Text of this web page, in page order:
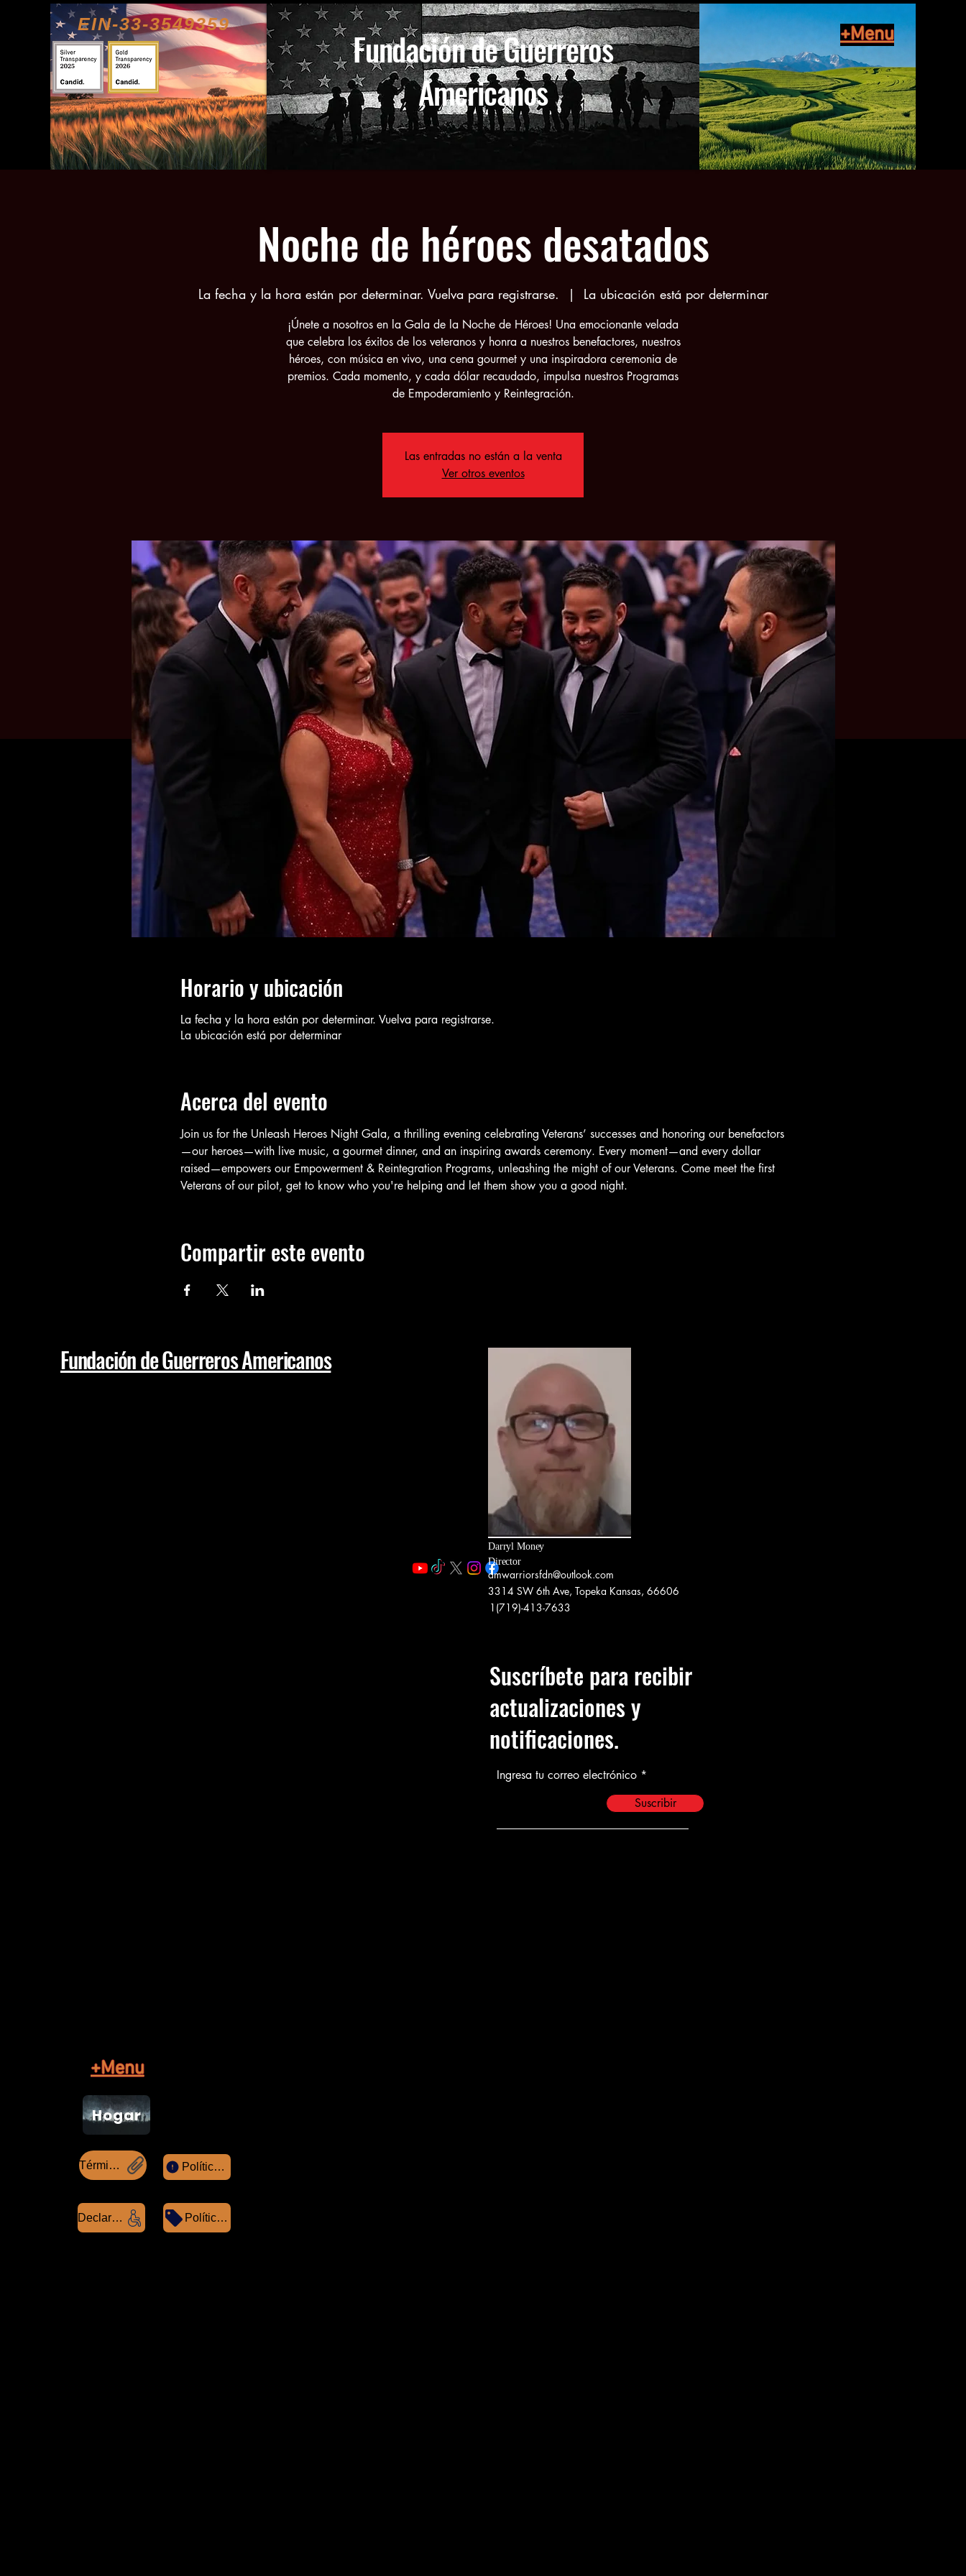
EIN-33-3549359
Fundación de Guerreros
Americanos
+Menu
Noche de héroes desatados
La fecha y la hora están por determinar. Vuelva para registrarse.
  |
La ubicación está por determinar
¡Únete a nosotros en la Gala de la Noche de Héroes! Una emocionante velada
que celebra los éxitos de los veteranos y honra a nuestros benefactores, nuestros
héroes, con música en vivo, una cena gourmet y una inspiradora ceremonia de
premios. Cada momento, y cada dólar recaudado, impulsa nuestros Programas
de Empoderamiento y Reintegración.
Las entradas no están a la venta
Ver otros eventos
Horario y ubicación
La fecha y la hora están por determinar. Vuelva para registrarse.
La ubicación está por determinar
Acerca del evento
Join us for the Unleash Heroes Night Gala, a thrilling evening celebrating Veterans’ successes and honoring our benefactors
—our heroes—with live music, a gourmet dinner, and an inspiring awards ceremony. Every moment—and every dollar
raised—empowers our Empowerment & Reintegration Programs, unleashing the might of our Veterans. Come meet the first
Veterans of our pilot, get to know who you're helping and let them show you a good night.
Compartir este evento
Fundación de Guerreros Americanos
+Menu
Hogar
Términos y condiciones Política de privacidad
Declaración de accesibilidad Política de reembolso
Darryl Money
Director
amwarriorsfdn@outlook.com
3314 SW 6th Ave, Topeka Kansas, 66606
1(719)-413-7633
Suscríbete para recibir
actualizaciones y
notificaciones.
Ingresa tu correo electrónico
Suscribir